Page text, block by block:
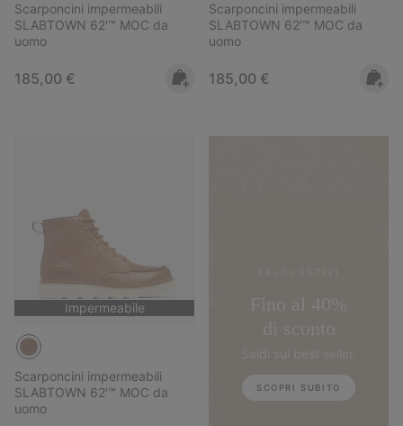
Scarponcini impermeabili
SLABTOWN 62'™ MOC da
uomo
Regular price:
185,00 €
Scarponcini impermeabili
SLABTOWN 62'™ MOC da
uomo
Regular price:
185,00 €
Impermeabile
Scarponcini impermeabili
SLABTOWN 62'™ MOC da
uomo
SCOPRI SUBITO